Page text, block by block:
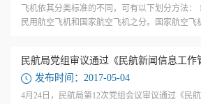
飞机依其分类标准的不同，可有以下划分方法：
民用航空飞机和国家航空飞机之分。国家航空飞
发布时间：2017-05-04
4月24日，民航局第12次党组会议审议通过《民